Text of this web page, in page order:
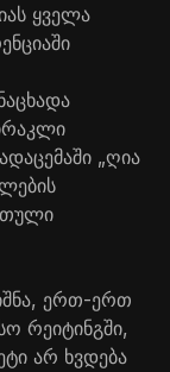
ყველა
„ღია
ერთ-ერთ
რეიტინგში,
არ ხვდება